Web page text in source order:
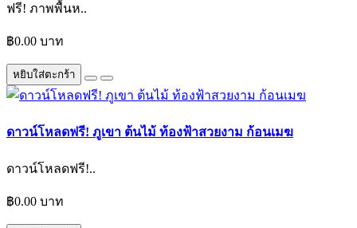
ฟรี! ภาพพื้นห..
฿0.00 บาท
หยิบใส่ตะกร้า
ดาวน์โหลดฟรี! ภูเขา ต้นไม้ ท้องฟ้าสวยงาม ก้อนเมฆ
ดาวน์โหลดฟรี!..
฿0.00 บาท